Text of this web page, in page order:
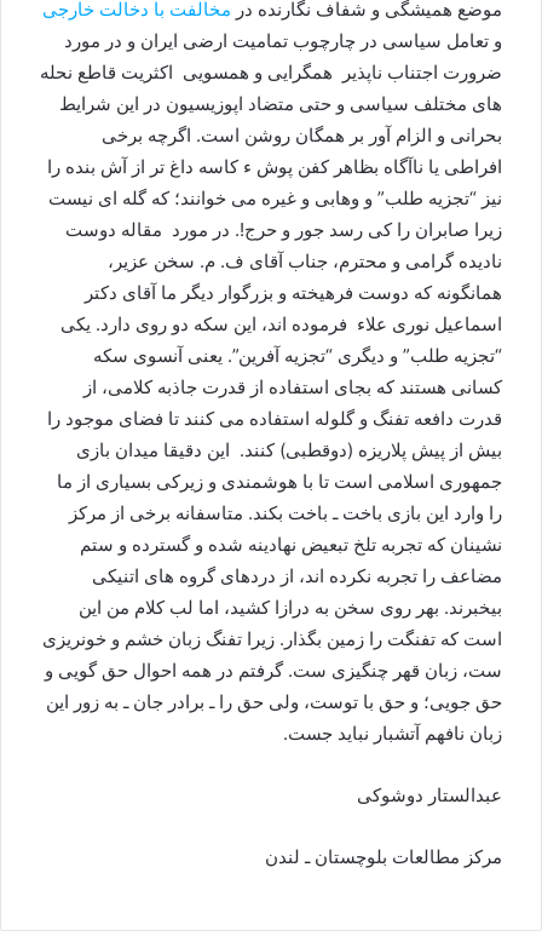
موضع همیشگی و شفاف نگارنده در مخالفت با دخالت خارجی
و تعامل سیاسی در چارچوب تمامیت ارضی ایران و در مورد
ضرورت اجتناب ناپذیر همگرایی و همسویی اکثریت قاطع نحله
های مختلف سیاسی و حتی متضاد اپوزیسیون در این شرایط
بحرانی و الزام آور بر همگان روشن است. اگرچه برخی
افراطی یا ناآگاه بظاهر کفن پوش ء کاسه داغ تر از آش بنده را
نیز “تجزیه طلب” و وهابی و غیره می خوانند؛ که گله ای نیست
زیرا صابران را کی رسد جور و حرج!. در مورد مقاله دوست
نادیده گرامی و محترم، جناب آقای ف. م. سخن عزیر،
همانگونه که دوست فرهیخته و بزرگوار دیگر ما آقای دکتر
اسماعیل نوری علاء فرموده اند، این سکه دو روی دارد. یکی
“تجزیه طلب” و دیگری “تجزیه آفرین”. یعنی آنسوی سکه
کسانی هستند که بجای استفاده از قدرت جاذبه کلامی، از
قدرت دافعه تفنگ و گلوله استفاده می کنند تا فضای موجود را
بیش از پیش پلاریزه (دوقطبی) کنند. این دقیقا میدان بازی
جمهوری اسلامی است تا با هوشمندی و زیرکی بسیاری از ما
را وارد این بازی باخت ـ باخت بکند. متاسفانه برخی از مرکز
نشینان که تجربه تلخ تبعیض نهادینه شده و گسترده و ستم
مضاعف را تجربه نکرده اند، از دردهای گروه های اتنیکی
بیخبرند. بهر روی سخن به درازا کشید، اما لب کلام من این
است که تفنگت را زمین بگذار. زیرا تفنگ زبان خشم و خونریزی
ست، زبان قهر چنگیزی ست. گرفتم در همه احوال حق گویی و
حق جویی؛ و حق با توست، ولی حق را ـ برادر جان ـ به زور این
زبان نافهم آتشبار نباید جست.
عبدالستار دوشوکی
مرکز مطالعات بلوچستان ـ لندن